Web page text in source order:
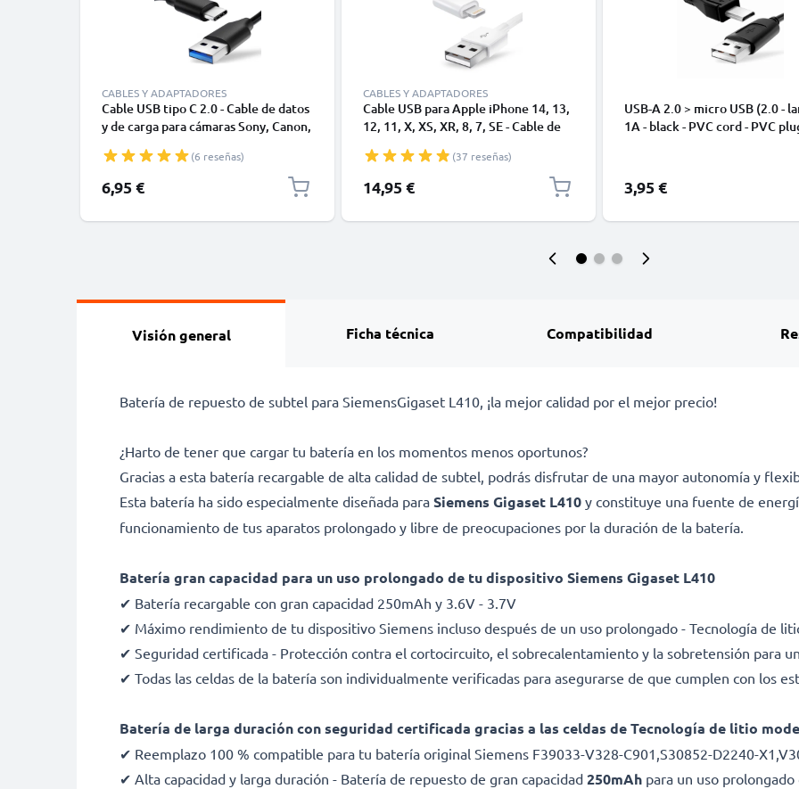
CABLES Y ADAPTADORES
Cable USB tipo C 2.0 - Cable de datos
y de carga para cámaras Sony, Canon,
Moto Z, Huawei, Xiaomi - 1,0m Cable
cargador USB tipo C
(6 reseñas)
6,95 €
CABLES Y ADAPTADORES
Cable USB para Apple iPhone 14, 13,
12, 11, X, XS, XR, 8, 7, SE - Cable de
1m
(37 reseñas)
14,95 €
USB-A 2.0 > micro USB (2.0 -
1A - black - PVC cord - PVC
3,95 €
Visión general Ficha técnica Compatibilidad
Batería de repuesto de subtel para SiemensGigaset L410, ¡la mejor calidad por el mejor precio!
¿Harto de tener que cargar tu batería en los momentos menos oportunos?
Gracias a esta batería recargable de alta calidad de subtel, podrás disfrutar de una mayor autonomía y
Esta batería ha sido especialmente diseñada para Siemens Gigaset L410 y constituye una fuente de
funcionamiento de tus aparatos prolongado y libre de preocupaciones por la duración de la batería.
Batería gran capacidad para un uso prolongado de tu dispositivo Siemens Gigaset L410
✔ Batería recargable con gran capacidad 250mAh y 3.6V - 3.7V
✔ Máximo rendimiento de tu dispositivo Siemens incluso después de un uso prolongado - Tecnología de
✔ Seguridad certificada - Protección contra el cortocircuito, el sobrecalentamiento y la sobretensión para
✔ Todas las celdas de la batería son individualmente verificadas para asegurarse de que cumplen con los
Batería de larga duración con seguridad certificada gracias a las celdas de Tecnología de litio
✔ Reemplazo 100 % compatible para tu batería original Siemens F39033-V328-C901,S30852-D2240-
✔ Alta capacidad y larga duración - Batería de repuesto de gran capacidad 250mAh para un uso